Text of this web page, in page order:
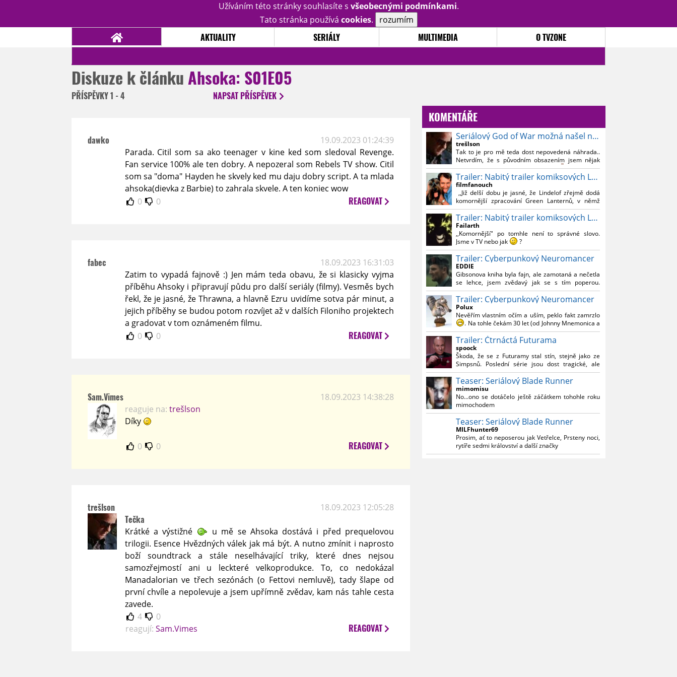
Užíváním této stránky souhlasíte s všeobecnými podmínkami.
Tato stránka používá cookies. rozumím
AKTUALITY SERIÁLY MULTIMEDIA O TVZONE
Diskuze k článku Ahsoka: S01E05
PŘÍSPĚVKY1 - 4 NAPSAT PŘÍSPĚVEK
dawko
19.09.2023 01:24:39
Parada. Citil som sa ako teenager v kine ked som sledoval Revenge.
Fan service 100% ale ten dobry. A nepozeral som Rebels TV show. Citil
som sa "doma" Hayden he skvely ked mu daju dobry script. A ta mlada
ahsoka(dievka z Barbie) to zahrala skvele. A ten koniec wow
0
0 REAGOVAT
fabec
18.09.2023 16:31:03
Zatim to vypadá fajnově :) Jen mám teda obavu, že si klasicky vyjma
příběhu Ahsoky i připravují půdu pro další seriály (filmy). Vesměs bych
řekl, že je jasné, že Thrawna, a hlavně Ezru uvidíme sotva pár minut, a
jejich příběhy se budou potom rozvíjet až v dalších Filoniho projektech
a gradovat v tom oznámeném filmu.
0
0 REAGOVAT
Sam.Vimes
18.09.2023 14:38:28
reaguje na: trešlson
Díky
0 0 REAGOVAT
trešlson 18.09.2023 12:05:28
Tečka
Krátké a výstižné
u mě se Ahsoka dostává i před prequelovou
trilogii. Esence Hvězdných válek jak má být. A nutno zmínit i naprosto
boží soundtrack a stále neselhávající triky, které dnes nejsou
samozřejmostí ani u leckteré velkoprodukce. To, co nedokázal
Manadalorian ve třech sezónách (o Fettovi nemluvě), tady šlape od
první chvíle a nepolevuje a jsem upřímně zvědav, kam nás tahle cesta
zavede.
4
0
reagují: Sam.Vimes REAGOVAT
KOMENTÁŘE
Seriálový God of War možná našel nového Kratose
trešlson
Tak to je pro mě teda dost nepovedená náhrada..
Netvrdím, že s původním obsazením jsem nějak
souznil, ale Bautistu fakt nemusim..
Trailer: Nabitý trailer komiksových Lanterns
filmfanouch
,,Již delší dobu je jasné, že Lindelof zřejmě dodá
komornější zpracování Green Lanternů, v němž
nebude moc prostoru na vesmírné blbnutí, o to více
se ovšem bude moci nová adaptace odprostit třeba
od filmového Green Lanterna s Ryanem
Reynoldsem.´´ Co je na tom nesrozumitelného?
Trailer: Nabitý trailer komiksových Lanterns
Failarth
,,Komornější" po tomhle není to správné slovo.
Jsme v TV nebo jak
?
Nebál bych se říct, že to vypadá skvěle jak po
stránce kvantity materiálu, tak i formou.
Výběr Ulricha Tomsena pro mě velké překvapení a
velmi zajímavá volba bravo.
Chandler je lepší a lepší s každou novou scénou.
Komiksy to mají ted´těžké, paradoxně tomu škodí
to všechno kolem (DC nebo MCU to je buřt) , ale
nezasloužilo by si to zářez jen kvůli tomu. Držím
tomu palce.
Trailer: Cyberpunkový Neuromancer
EDDIE
Gibsonova kniha byla fajn, ale zamotaná a nečetla
se lehce, jsem zvědavý jak se s tím poperou.
Grafický román jsem nevěděl, že existuje.
Trailer: Cyberpunkový Neuromancer
Polux
Nevěřím vlastním očím a uším, peklo fakt zamrzlo
. Na tohle čekám 30 let (od Johnny Mnemonica a
tehdejšího zjištění z časopisů, kdo je to Gibson a co
je jeho debutová kniha zač), přičemž 25 let (od
Matrixu, který pojem cyberpunk dostal do
povědomí i obyčejného diváka a nikoliv fanouška
žánru) marně doufám, že si po řadě "duchovních
nástupců", kteří přišli poté (Ghost In The Shell, Alita:
Battle Angel, Altered Carbon, Blade Runner 2049,
Cyberpunk 2077, atd.), někdo konečně vzpomene i
na bibli cyberpunku, se kterou to všechno začalo.
Teď už nezbývá nic jiného než se tiše modlit a
doufat, že to bude stát za to
. Plus kudos za
sázku na seriál a nikoliv film, snad tvůrci tu výsadu
násobně větší stopáže náležitě využijí.
Trailer: Čtrnáctá Futurama
spoock
Škoda, že se z Futuramy stal stín, stejně jako ze
Simpsnů. Poslední série jsou dost tragické, ale
třeba se objeví nějaký zajímavý scénárista.
Nedávno začala vycházet nová řada Ricka a
Mortyho a já z úžasem zjistil, že se na to dá opět
koukat.
Teaser: Seriálový Blade Runner
mimomisu
No...ono se dotáčelo ještě záčátkem tohohle roku
mimochodem
Teaser: Seriálový Blade Runner
MILFhunter69
Prosim, ať to neposerou jak Vetřelce, Prsteny noci,
rytíře sedmi království a další značky